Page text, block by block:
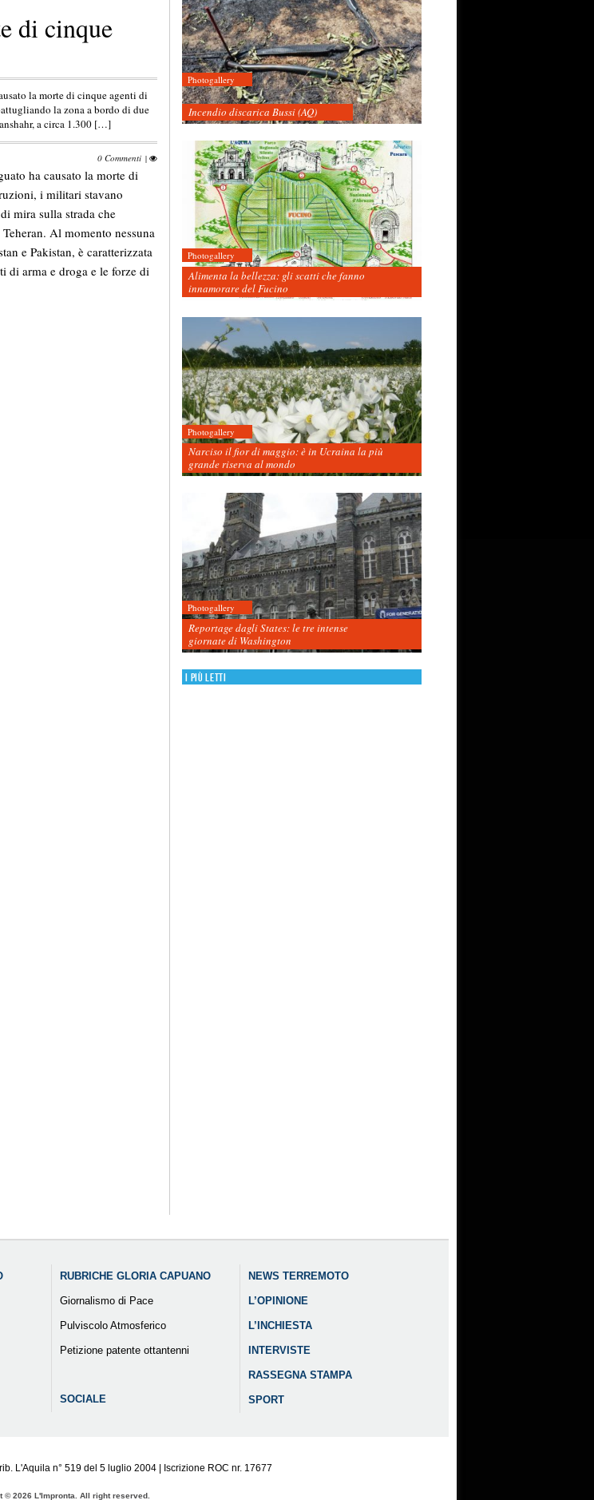
di cinque
la morte di cinque agenti di
la zona a bordo di due
a circa 1.300 […]
0 Commenti |
ha causato la morte di
i militari stavano
mira sulla strada che
Al momento nessuna
e Pakistan, è caratterizzata
di arma e droga e le forze di
Photogallery
Incendio discarica Bussi (AQ)
Photogallery
Alimenta la bellezza: gli scatti che fanno
innamorare del Fucino
Photogallery
Narciso il fior di maggio: è in Ucraina la più
grande riserva al mondo
Photogallery
Reportage dagli States: le tre intense
giornate di Washington
I più letti
RUBRICHE GLORIA CAPUANO
Giornalismo di Pace
Pulviscolo Atmosferico
Petizione patente ottantenni
SOCIALE
NEWS TERREMOTO
L’OPINIONE
L’INCHIESTA
INTERVISTE
RASSEGNA STAMPA
SPORT
L'Aquila n° 519 del 5 luglio 2004 | Iscrizione ROC nr. 17677
© 2026 L'Impronta. All right reserved.